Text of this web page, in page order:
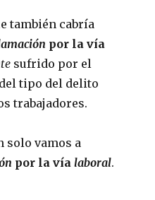
también cabría
por la vía
sufrido por el
tipo del delito
trabajadores.
solo vamos a
por la víalaboral.